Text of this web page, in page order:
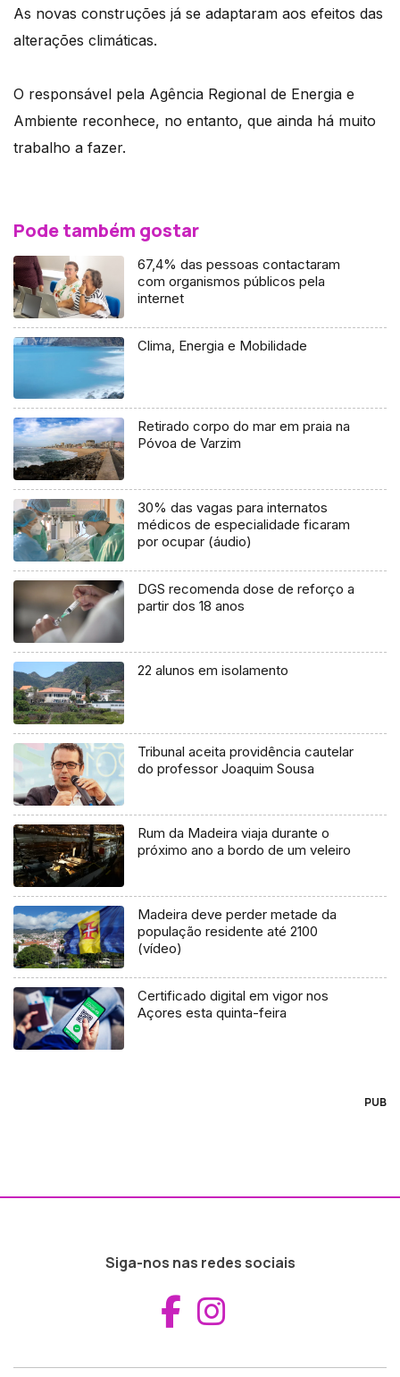
As novas construções já se adaptaram aos efeitos das
alterações climáticas.
O responsável pela Agência Regional de Energia e
Ambiente reconhece, no entanto, que ainda há muito
trabalho a fazer.
Pode também gostar
67,4% das pessoas contactaram
com organismos públicos pela
internet
Clima, Energia e Mobilidade
Retirado corpo do mar em praia na
Póvoa de Varzim
30% das vagas para internatos
médicos de especialidade ficaram
por ocupar (áudio)
DGS recomenda dose de reforço a
partir dos 18 anos
22 alunos em isolamento
Tribunal aceita providência cautelar
do professor Joaquim Sousa
Rum da Madeira viaja durante o
próximo ano a bordo de um veleiro
Madeira deve perder metade da
população residente até 2100
(vídeo)
Certificado digital em vigor nos
Açores esta quinta-feira
PUB
Siga-nos nas redes sociais
Aceder ao